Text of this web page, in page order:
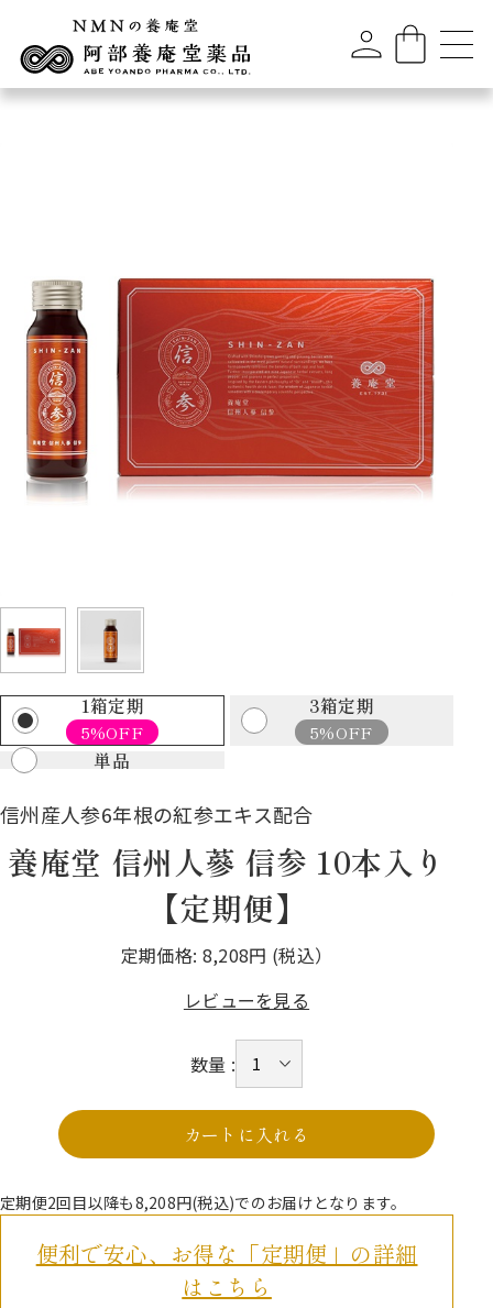
1箱定期
5%OFF
3箱定期
5%OFF
単品
信州産人参6年根の紅参エキス配合
養庵堂 信州人蔘 信参 10本入り
【定期便】
定期価格: 8,208円 (税込）
レビューを見る
数量 :
カートに入れる
定期便2回目以降も8,208円(税込)でのお届けとなります。
便利で安心、お得な「定期便」の詳細
はこちら